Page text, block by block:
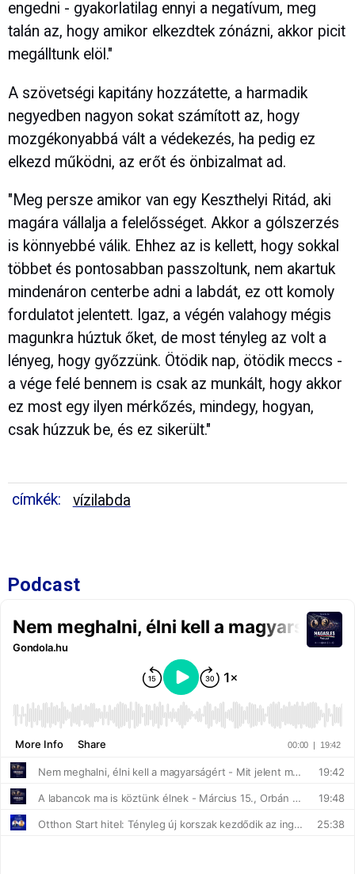
engedni - gyakorlatilag ennyi a negatívum, meg
talán az, hogy amikor elkezdtek zónázni, akkor picit
megálltunk elöl."
A szövetségi kapitány hozzátette, a harmadik
negyedben nagyon sokat számított az, hogy
mozgékonyabbá vált a védekezés, ha pedig ez
elkezd működni, az erőt és önbizalmat ad.
"Meg persze amikor van egy Keszthelyi Ritád, aki
magára vállalja a felelősséget. Akkor a gólszerzés
is könnyebbé válik. Ehhez az is kellett, hogy sokkal
többet és pontosabban passzoltunk, nem akartuk
mindenáron centerbe adni a labdát, ez ott komoly
fordulatot jelentett. Igaz, a végén valahogy mégis
magunkra húztuk őket, de most tényleg az volt a
lényeg, hogy győzzünk. Ötödik nap, ötödik meccs -
a vége felé bennem is csak az munkált, hogy akkor
ez most egy ilyen mérkőzés, mindegy, hogyan,
csak húzzuk be, és ez sikerült."
címkék: vízilabda
Podcast